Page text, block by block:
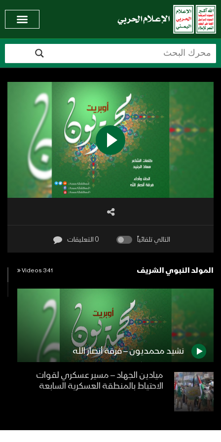
التالي تلقائياً 0 التعليقات
المولد النبوي الشريف 341 Videos
نشيد محمديون – فرقة أنصار الله
ميادين الجهاد – مسير عسكري لقوات
الاحتياط بالمنطقة العسكرية السابعة